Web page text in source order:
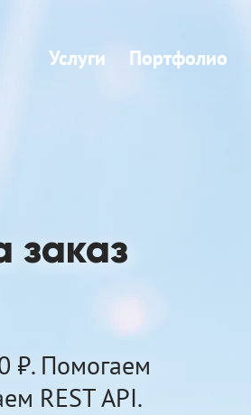
Услуги Портфолио
заказ
₽. Помогаем
REST API.